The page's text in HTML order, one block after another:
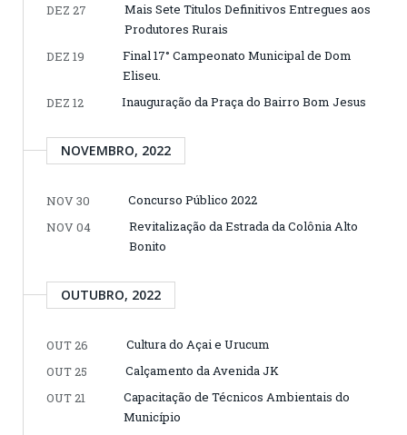
DEZ 27
Mais Sete Titulos Definitivos Entregues aos
Produtores Rurais
DEZ 19
Final 17° Campeonato Municipal de Dom
Eliseu.
DEZ 12
Inauguração da Praça do Bairro Bom Jesus
NOVEMBRO, 2022
NOV 30
Concurso Público 2022
NOV 04
Revitalização da Estrada da Colônia Alto
Bonito
OUTUBRO, 2022
OUT 26
Cultura do Açai e Urucum
OUT 25
Calçamento da Avenida JK
OUT 21
Capacitação de Técnicos Ambientais do
Município